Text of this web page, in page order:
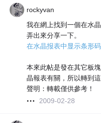
rockyvan
我在網上找到一個在水
弄出來分享一下。
在水晶报表中显示条形码
本來此帖是發在其它板
晶報表有關，所以轉到這
聲明：轉載僅供參考！
2009-02-28